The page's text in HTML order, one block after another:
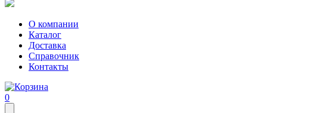
О компании
Каталог
Доставка
Справочник
Контакты
0